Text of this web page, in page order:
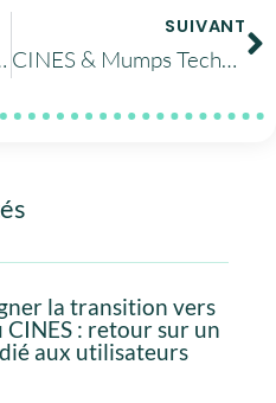
privés massifs »
SUIVANT
CINES & Mumps Technologies : l’accélération GPU et l’arithmétique mixte au centre d’un atelier de recherche
la transition vers
CINES : retour sur un
aux utilisateurs